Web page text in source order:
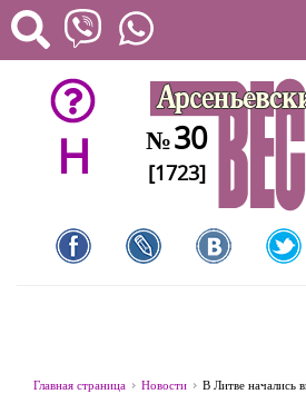
H №30
[1723]
Главная страница Новости
В Литве начались